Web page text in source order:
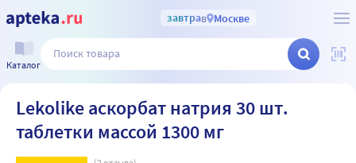
завтрав Москве
Каталог
Lekolike аскорбат натрия 30 шт.
таблетки массой 1300 мг